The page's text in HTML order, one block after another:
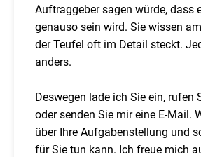
Auftraggeber sagen würde, dass
genauso sein wird. Sie wissen
der Teufel oft im Detail steckt.
anders.
Deswegen lade ich Sie ein, rufen
oder senden Sie mir eine E-Mail.
über Ihre Aufgabenstellung und
für Sie tun kann. Ich freue mich